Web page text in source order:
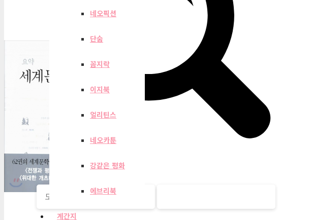
네오픽션
단숨
꼼지락
이지북
얼리틴스
네오카툰
강같은 평화
에브리북
계간지